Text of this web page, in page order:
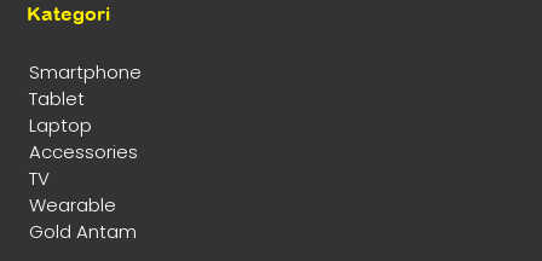
Kategori
Smartphone
Tablet
Laptop
Accessories
TV
Wearable
Gold Antam